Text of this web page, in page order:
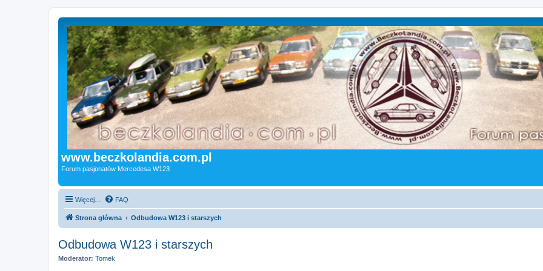
www.beczkolandia.com.pl
Forum pasjonatów Mercedesa W123
Więcej… FAQ
Strona główna Odbudowa W123 i starszych
Odbudowa W123 i starszych
Moderator: Tomek